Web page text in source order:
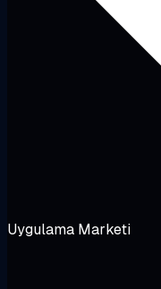
Uygulama Marketi